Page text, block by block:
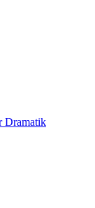
Dramatik